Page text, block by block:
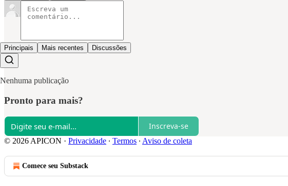
Principais Mais recentes Discussões
Nenhuma publicação
Pronto para mais?
Inscreva-se
© 2026 APICON · Privacidade ∙ Termos ∙ Aviso de coleta
Comece seu Substack